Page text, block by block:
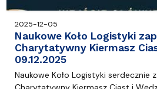
2025-12-05
Naukowe Koło Logistyki
Charytatywny Kiermasz
09.12.2025
Naukowe Koło Logistyki serdecznie